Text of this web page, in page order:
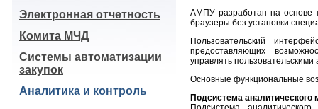
Электронная отчетность
Комита МЧД
Системы автоматизации
закупок
Аналитика и контроль
АМПУ разработан на основе
браузеры без установки
Пользовательский
предоставляющих
управлять
Основные функциональные
Подсистема аналитического